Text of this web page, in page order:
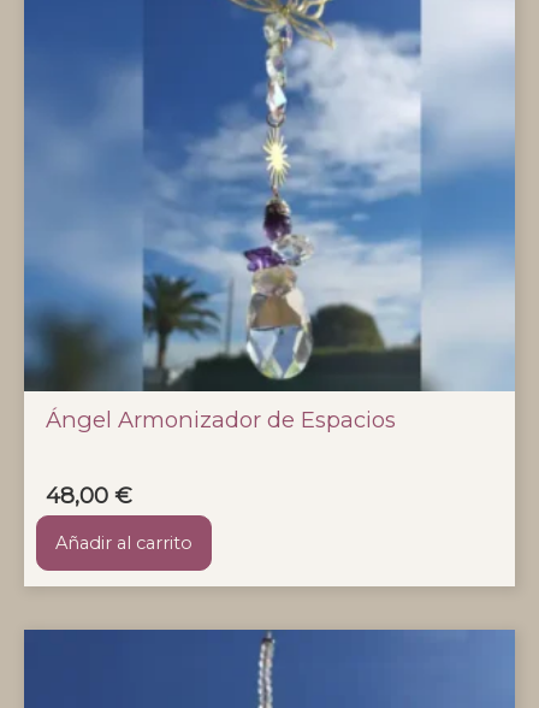
Ángel Armonizador de Espacios
48,00 €
Añadir al carrito